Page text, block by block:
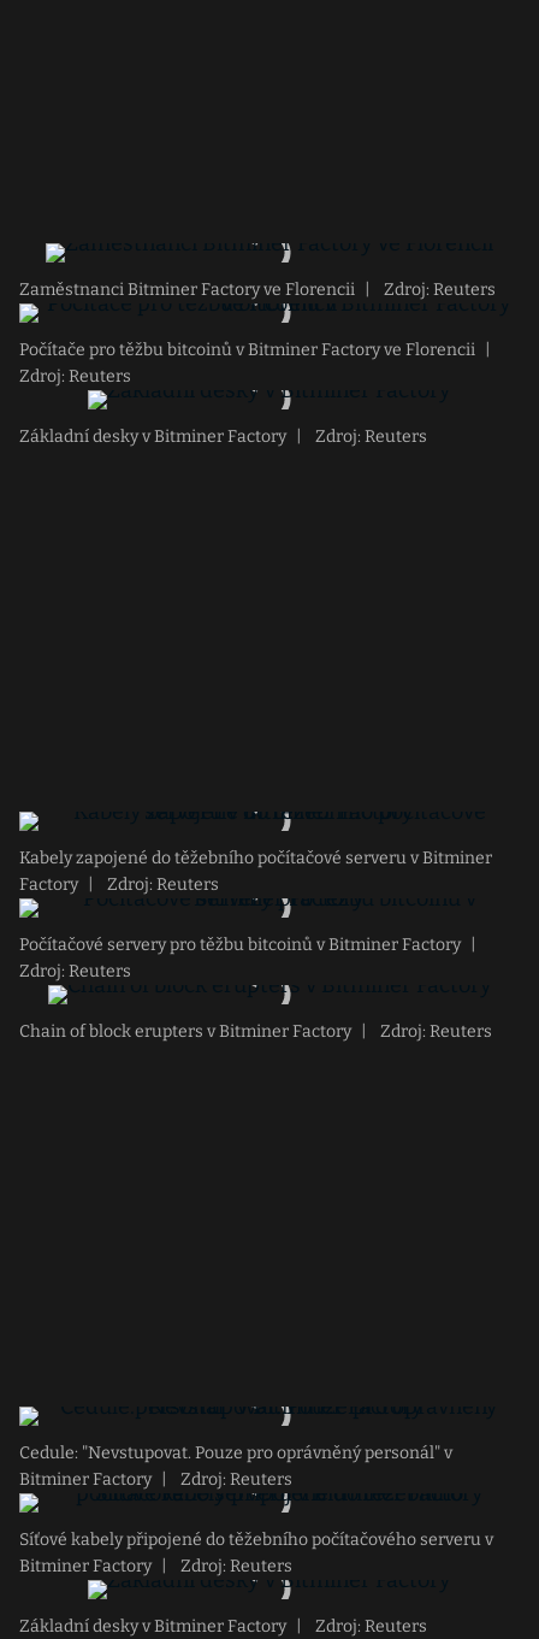
Zaměstnanci Bitminer Factory ve Florencii Zdroj: Reuters
Počítače pro těžbu bitcoinů v Bitminer Factory ve Florencii
Zdroj: Reuters
Základní desky v Bitminer Factory Zdroj: Reuters
Kabely zapojené do těžebního počítačové serveru v Bitminer
Factory
Zdroj: Reuters
Počítačové servery pro těžbu bitcoinů v Bitminer Factory
Zdroj: Reuters
Chain of block erupters v Bitminer Factory Zdroj: Reuters
Cedule: "Nevstupovat. Pouze pro oprávněný personál" v
Bitminer Factory
Zdroj: Reuters
Síťové kabely připojené do těžebního počítačového serveru v
Bitminer Factory
Zdroj: Reuters
Základní desky v Bitminer Factory Zdroj: Reuters